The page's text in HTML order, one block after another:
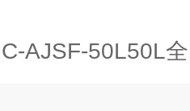
AJSF-50L50L